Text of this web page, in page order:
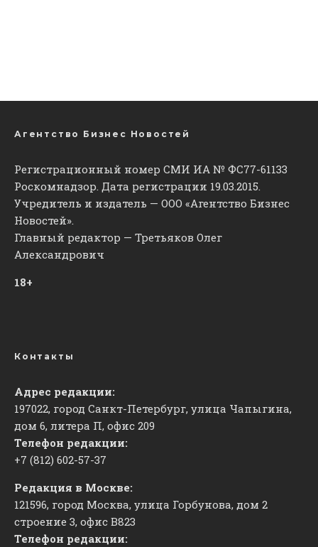
Агентство Бизнес Новостей
Регистрационный номер СМИ ИА № ФС77-61133
Роскомнадзор. Дата регистрации 19.03.2015.
Учредитель и издатель — ООО «Агентство Бизнес
Новостей».
Главный редактор — Третьяков Олег
Александрович
18+
Контакты
Адрес редакции:
197022, город Санкт-Петербург, улица Чапыгина,
дом 6, литера П, офис 209
Телефон редакции:
+7 (812) 602-57-37
Редакция в Москве:
121596, город Москва, улица Горбунова, дом 2
строение 3, офис ​В823
Телефон редакции: